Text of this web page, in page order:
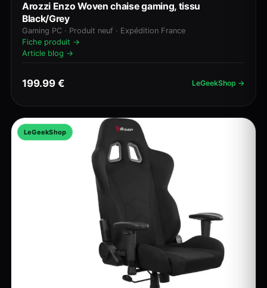
Arozzi Enzo Woven chaise gaming, tissu
Black/Grey
Gaming PC · Produit neuf · Expédition France
Fiche produit →
Article blog →
199.99 € LeGeekShop →
LeGeekShop